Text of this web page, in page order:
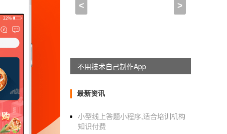
2021-02-09 16:30:00
现在已经改成“淘在路上”和“淘在路上社
品，目前也有在线目的地商品数量12357分
路上社区”是一款旅游分享APP，淘在路上社
< >
不用技术自己制作App
最新资讯
小型线上答题小程序,适合培训机构
知识付费